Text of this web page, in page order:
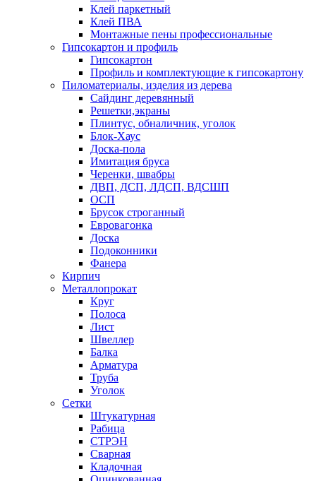
Клей паркетный
Клей ПВА
Монтажные пены профессиональные
Гипсокартон и профиль
Гипсокартон
Профиль и комплектующие к гипсокартону
Пиломатериалы, изделия из дерева
Сайдинг деревянный
Решетки,экраны
Плинтус, обналичник, уголок
Блок-Хаус
Доска-пола
Имитация бруса
Черенки, швабры
ДВП, ДСП, ЛДСП, ВДСШП
ОСП
Брусок строганный
Евровагонка
Доска
Подоконники
Фанера
Кирпич
Металлопрокат
Круг
Полоса
Лист
Швеллер
Балка
Арматура
Труба
Уголок
Сетки
Штукатурная
Рабица
СТРЭН
Сварная
Кладочная